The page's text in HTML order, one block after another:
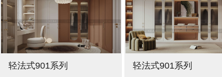
轻法式901系列 轻法式901系列